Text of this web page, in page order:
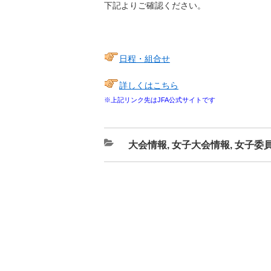
下記よりご確認ください。
日程・組合せ
詳しくはこちら
※上記リンク先はJFA公式サイトです
カ
テ
大会情報, 女子大会情報, 女子委